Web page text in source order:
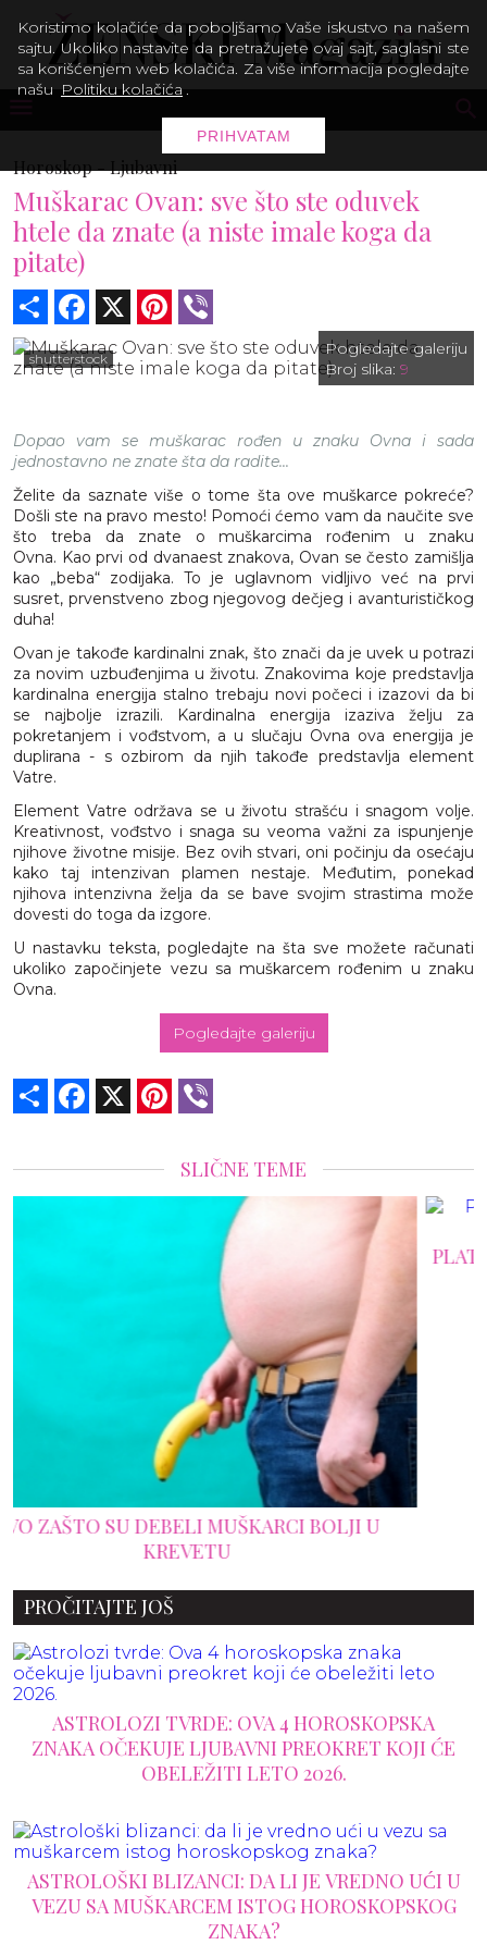
Horoskop -Ljubavni
Muškarac Ovan: sve što ste oduvek
htele da znate (a niste imale koga da
pitate)
Share Facebook Pinterest
shutterstock
Pogledajte galeriju
Broj slika: 9
Dopao vam se muškarac rođen u znaku Ovna i sada
jednostavno ne znate šta da radite...
Želite da saznate više o tome šta ove muškarce pokreće?
Došli ste na pravo mesto! Pomoći ćemo vam da naučite sve
što treba da znate o muškarcima rođenim u znaku
Ovna. Kao prvi od dvanaest znakova, Ovan se često zamišlja
kao „beba“ zodijaka. To je uglavnom vidljivo već na prvi
susret, prvenstveno zbog njegovog dečjeg i avanturističkog
duha!
Ovan je takođe kardinalni znak, što znači da je uvek u potrazi
za novim uzbuđenjima u životu. Znakovima koje predstavlja
kardinalna energija stalno trebaju novi počeci i izazovi da bi
se najbolje izrazili. Kardinalna energija izaziva želju za
pokretanjem i vođstvom, a u slučaju Ovna ova energija je
duplirana - s ozbirom da njih takođe predstavlja element
Vatre.
Element Vatre održava se u životu strašću i snagom volje.
Kreativnost, vođstvo i snaga su veoma važni za ispunjenje
njihove životne misije. Bez ovih stvari, oni počinju da osećaju
kako taj intenzivan plamen nestaje. Međutim, ponekad
njihova intenzivna želja da se bave svojim strastima može
dovesti do toga da izgore.
U nastavku teksta, pogledajte na šta sve možete računati
ukoliko započinjete vezu sa muškarcem rođenim u znaku
Ovna.
Pogledajte galeriju
Share Facebook Pinterest
SLIČNE TEME
PLATIO 15.000 € ZA POVEĆANJE PENISA I
FRANKENŠTAJNOVO ČUDOVIŠTE
PROČITAJTE JOŠ
ASTROLOZI TVRDE: OVA 4 HOROSKOPSKA
ZNAKA OČEKUJE LJUBAVNI PREOKRET KOJI ĆE
OBELEŽITI LETO 2026.
ASTROLOŠKI BLIZANCI: DA LI JE VREDNO UĆI U
VEZU SA MUŠKARCEM ISTOG HOROSKOPSKOG
ZNAKA?
Koristimo kolačiće da poboljšamo Vaše iskustvo na našem
sajtu. Ukoliko nastavite da pretražujete ovaj sajt, saglasni ste
sa korišćenjem web kolačića. Za više informacija pogledajte
našu Politiku kolačića .
PRIHVATAM